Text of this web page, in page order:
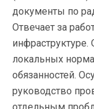
документы по
Отвечает за
инфраструктуре.
локальных
обязанностей.
руководство